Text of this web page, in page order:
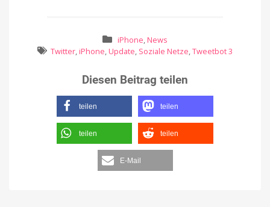
iPhone, News
Twitter, iPhone, Update, Soziale Netze,Tweetbot 3
Diesen Beitrag teilen
teilen teilen
teilen teilen
E-Mail